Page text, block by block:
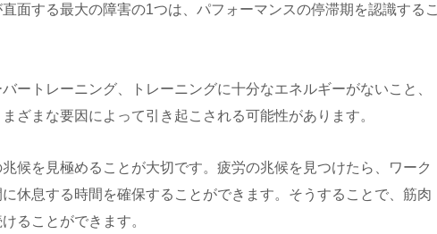
面する最大の障害の1つは、パフォーマンスの停滞期を認識するこ
ートレーニング、トレーニングに十分なエネルギーがないこと、
ざまな要因によって引き起こされる可能性があります。
候を見極めることが大切です。疲労の兆候を見つけたら、ワーク
休息する時間を確保することができます。そうすることで、筋肉
ることができます。